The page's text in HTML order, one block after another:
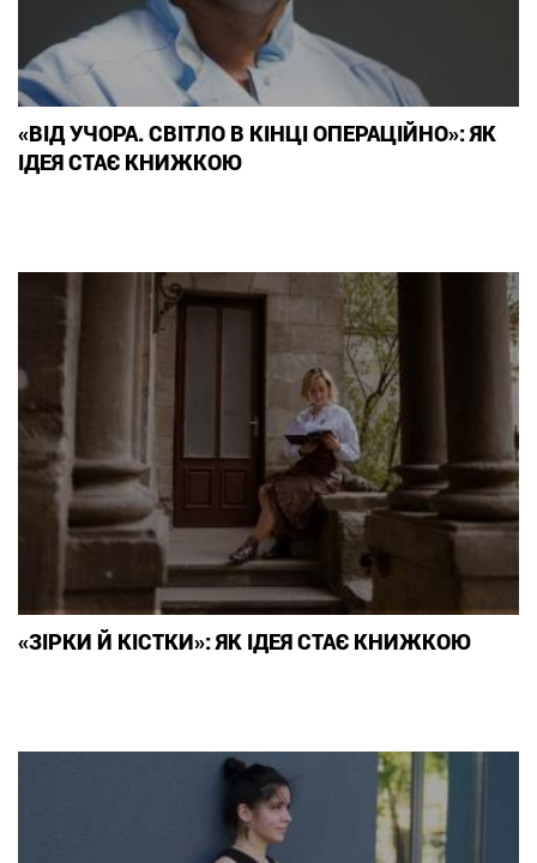
«ВІД УЧОРА. СВІТЛО В КІНЦІ ОПЕРАЦІЙНО»: ЯК
ІДЕЯ СТАЄ КНИЖКОЮ
«ЗІРКИ Й КІСТКИ»: ЯК ІДЕЯ СТАЄ КНИЖКОЮ